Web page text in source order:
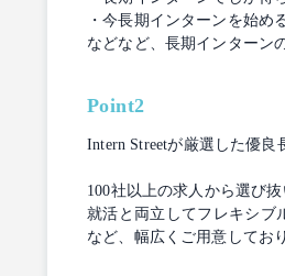
・今長期インターンを始め
などなど、長期インターン
Point2
Intern Streetが厳選した優良
100社以上の求人から選び
就活と両立してフレキシブ
など、幅広くご用意してお